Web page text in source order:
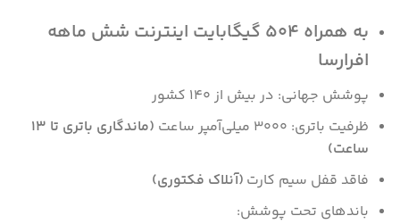
به همراه 504 گیگابایت اینترنت شش ماهه
افرارسا
پوشش جهانی: در بیش از 140 کشور
ظرفیت باتری: 3000 میلی‌آمپر ساعت
(ماندگاری باتری تا 13
ساعت)
فاقد قفل سیم کارت (آنلاک فکتوری)
باندهای تحت پوشش: